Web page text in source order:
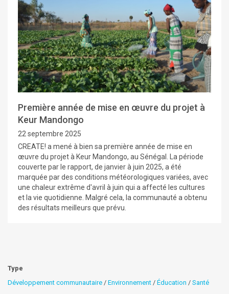
Première année de mise en œuvre du projet à
Keur Mandongo
22 septembre 2025
CREATE! a mené à bien sa première année de mise en
œuvre du projet à Keur Mandongo, au Sénégal. La période
couverte par le rapport, de janvier à juin 2025, a été
marquée par des conditions météorologiques variées, avec
une chaleur extrême d'avril à juin qui a affecté les cultures
et la vie quotidienne. Malgré cela, la communauté a obtenu
des résultats meilleurs que prévu.
Type
Développement communautaire / Environnement / Éducation / Santé